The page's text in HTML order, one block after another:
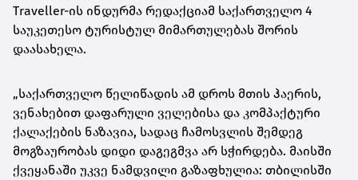
Traveller-ის ინდურმა რედაქციამ საქართველო 4
საუკეთესო ტურისტულ მიმართულებას შორის
დაასახელა.
„საქართველო წელიწადის ამ დროს მთის ჰაერის,
ვენახებით დაფარული ველებისა და კომპაქტური
ქალაქების ნაზავია, სადაც ჩამოსვლის შემდეგ
მოგზაურობას დიდი დაგეგმვა არ სჭირდება. მაისში
ქვეყანაში უკვე ნამდვილი გაზაფხულია: თბილისში